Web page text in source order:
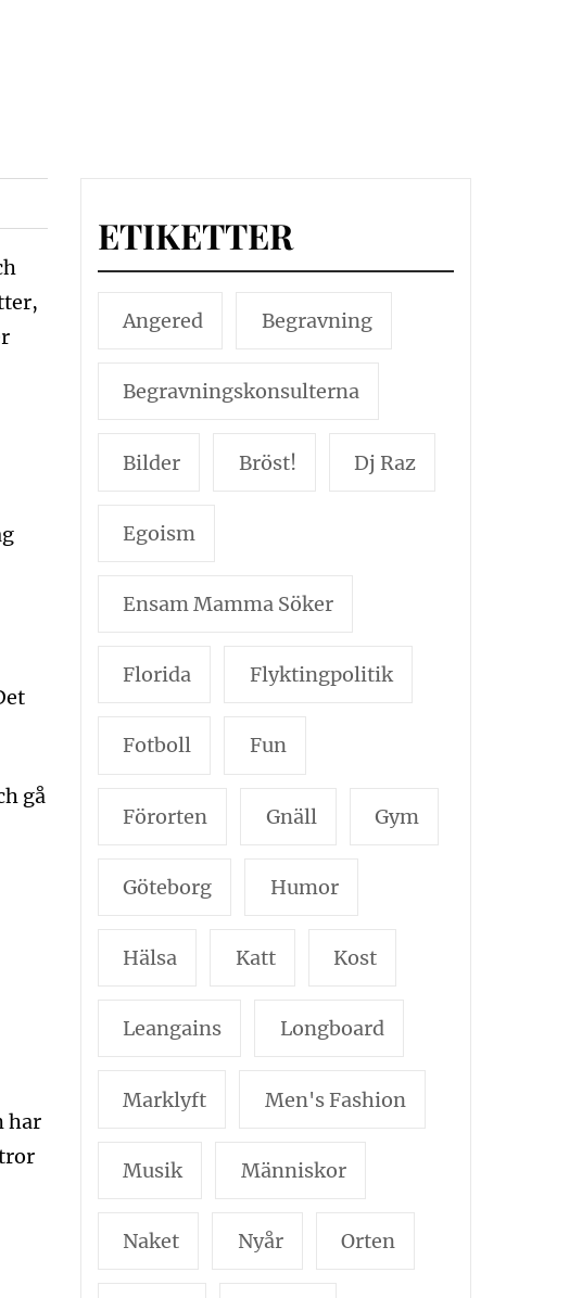
gå
har
ETIKETTER
Angered Begravning
Begravningskonsulterna
Bilder Bröst! Dj Raz
Egoism
Ensam Mamma Söker
Florida Flyktingpolitik
Fotboll Fun
Förorten Gnäll Gym
Göteborg Humor
Hälsa Katt Kost
Leangains Longboard
Marklyft Men's Fashion
Musik Människor
Naket Nyår Orten